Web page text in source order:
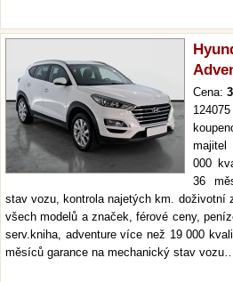
Cena:
000
36
stav vozu, kontrola najetých km. doživotní
všech modelů a značek, férové ceny,
serv.kniha, adventure více než 19 000
měsíců garance na mechanický stav